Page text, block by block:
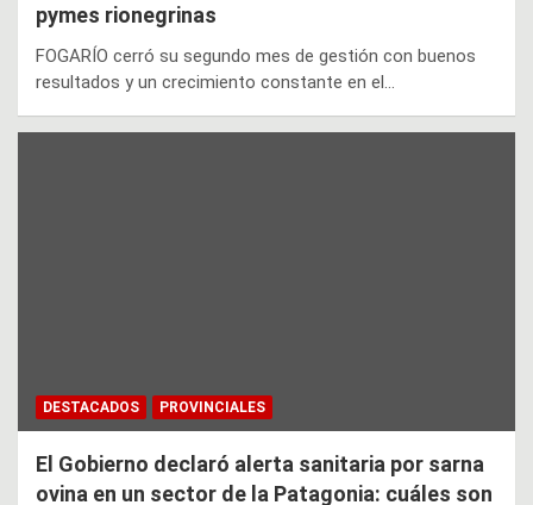
pymes rionegrinas
FOGARÍO cerró su segundo mes de gestión con buenos
resultados y un crecimiento constante en el…
DESTACADOS PROVINCIALES
El Gobierno declaró alerta sanitaria por sarna
ovina en un sector de la Patagonia: cuáles son